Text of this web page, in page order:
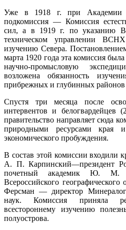
Уже в 1918 г. при Академии
подкомиссия — Комиссия
сил, а в 1919 г. по указанию
техническом управлении
изучению Севера.
марта 1920 года эта комиссия
научно-промысловую
возложена обязанность
прибрежных и глубинных районов
Спустя три месяца после
интервентов и белогвардейцев
правительство направляет сюда
природными ресурсами края
экономического пробуждения.
В состав этой комиссии входили
А. П. Карпинский—президент
почетный академик Ю. М.
Всероссийского
Ферсман — директор
наук. Комиссия приняла
всестороннему изучению
полуострова.